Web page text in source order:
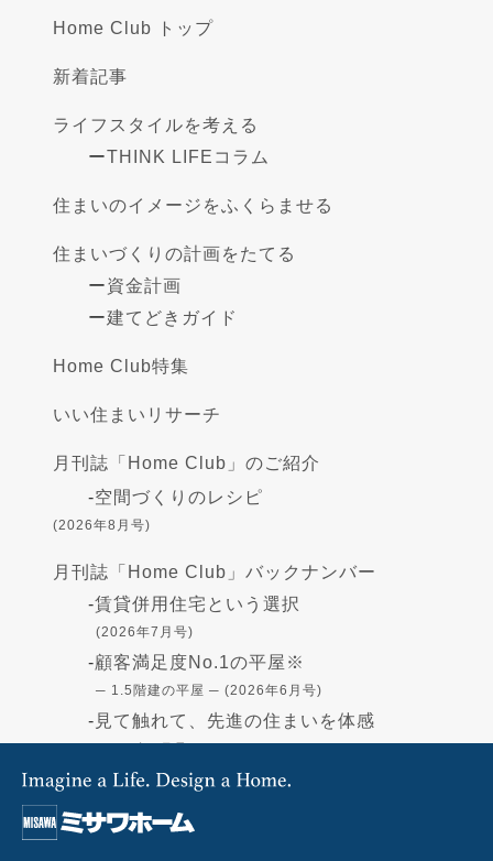
Home Club トップ
新着記事
ライフスタイルを考える
ーTHINK LIFEコラム
住まいのイメージをふくらませる
住まいづくりの計画をたてる
ー資金計画
ー建てどきガイド
Home Club特集
いい住まいリサーチ
月刊誌「Home Club」のご紹介
-空間づくりのレシピ
(2026年8月号)
月刊誌「Home Club」バックナンバー
-賃貸併用住宅という選択
(2026年7月号)
-顧客満足度No.1の平屋※
─ 1.5階建の平屋 ─ (2026年6月号)
- 見て触れて、先進の住まいを体感
- 高断熱の住まい - GX志向型住宅-
(2026年4月号)
-住まいづくりの資金